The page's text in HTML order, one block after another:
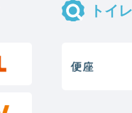
トイ